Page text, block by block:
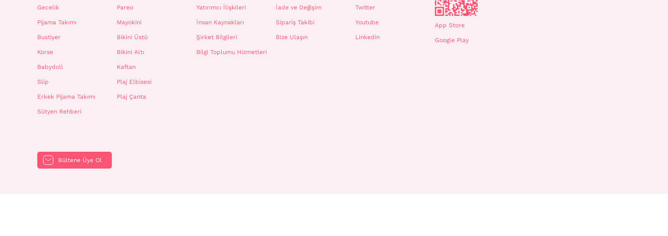
Gecelik
Pijama Takımı
Bustiyer
Korse
Babydoll
Slip
Erkek Pijama Takımı
Sütyen Rehberi
Pareo
Mayokini
Bikini Üstü
Bikini Altı
Kaftan
Plaj Elbisesi
Plaj Çanta
Yatırımcı İlişkileri
İnsan Kaynakları
Şirket Bilgileri
Bilgi Toplumu Hizmetleri
İade ve Değişim
Sipariş Takibi
Bize Ulaşın
Twitter
Youtube
Linkedin
App Store
Google Play
Bültene Üye Ol